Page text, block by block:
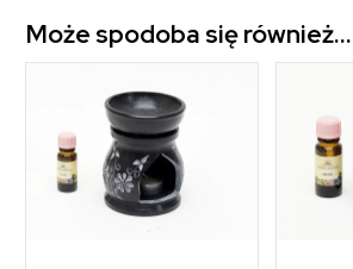
Może spodoba się również…